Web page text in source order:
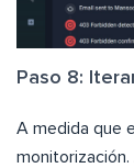
Paso 8:
A medida que